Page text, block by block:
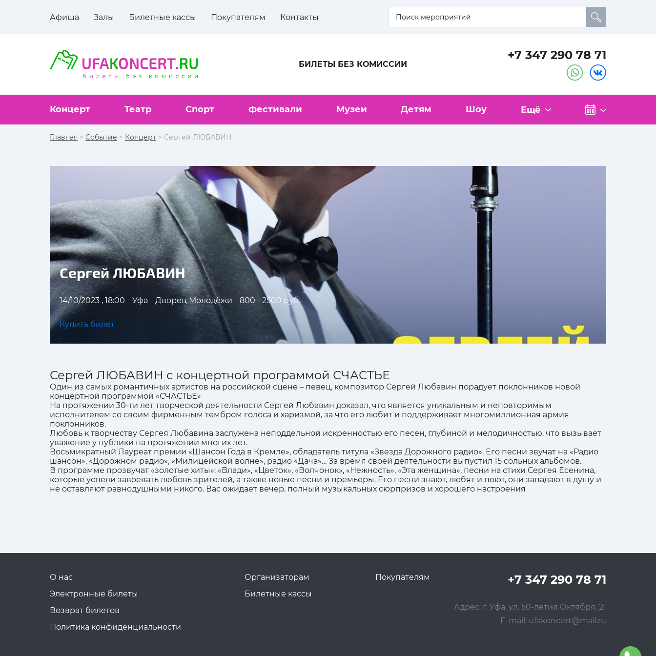
Афиша Залы Билетные кассы Покупателям Контакты
БИЛЕТЫ БЕЗ КОМИССИИ
+7 347 290 78 71
Концерт Театр Спорт Фестивали Музеи Детям Шоу Ещё
Главная > Событие > Концерт > Сергей ЛЮБАВИН
Сергей ЛЮБАВИН
14/10/2023 , 18:00 Уфа Дворец Молодёжи 800 - 2500 руб.
Купить билет
Сергей ЛЮБАВИН с концертной программой СЧАСТЬЕ
Один из самых романтичных артистов на российской сцене – певец, композитор Сергей Любавин порадует поклонников новой
концертной программой «СЧАСТЬЕ»
На протяжении 30-ти лет творческой деятельности Сергей Любавин доказал, что является уникальным и неповторимым
исполнителем со своим фирменным тембром голоса и харизмой, за что его любит и поддерживает многомиллионная армия
поклонников.
Любовь к творчеству Сергея Любавина заслужена неподдельной искренностью его песен, глубиной и мелодичностью, что вызывает
уважение у публики на протяжении многих лет.
Восьмикратный Лауреат премии «Шансон Года в Кремле», обладатель титула «Звезда Дорожного радио». Его песни звучат на «Радио
шансон», «Дорожном радио», «Милицейской волне», радио «Дача»… За время своей деятельности выпустил 15 сольных альбомов.
В программе прозвучат «золотые хиты»: «Влади», «Цветок», «Волчонок», «Нежность», «Эта женщина», песни на стихи Сергея Есенина,
которые успели завоевать любовь зрителей, а также новые песни и премьеры. Его песни знают, любят и поют, они западают в душу и
не оставляют равнодушными никого. Вас ожидает вечер, полный музыкальных сюрпризов и хорошего настроения
О нас
Электронные билеты
Возврат билетов
Политика конфиденциальности
Организаторам
Билетные кассы
Покупателям +7 347 290 78 71
Адрес: г. Уфа, ул. 50-летия Октября, 21
E-mail: ufakoncert@mail.ru